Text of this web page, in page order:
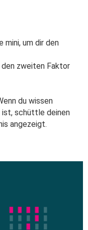
mini, um dir den
den zweiten Faktor
du wissen
schüttle deinen
angezeigt.